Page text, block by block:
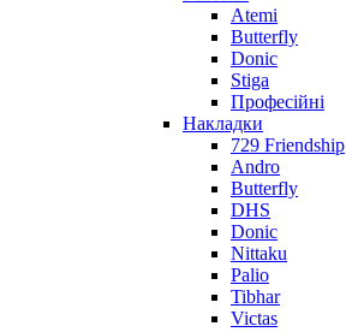
Atemi
Butterfly
Donic
Stiga
Професійні
Накладки
729 Friendship
Andro
Butterfly
DHS
Donic
Nittaku
Palio
Tibhar
Victas